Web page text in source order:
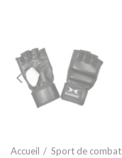
Accueil Sport de combat